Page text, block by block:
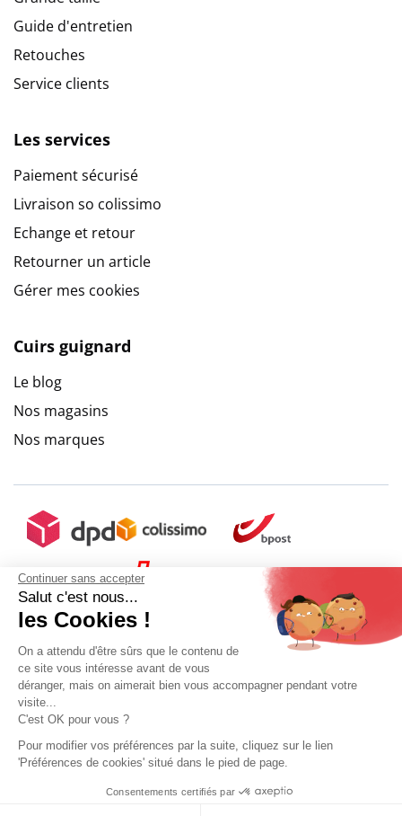
Continuer sans accepter
Salut c'est nous...
les Cookies !
On a attendu d'être sûrs que le contenu de
ce site vous intéresse avant de vous
déranger, mais on aimerait bien vous accompagner pendant votre
visite...
C'est OK pour vous ?
Pour modifier vos préférences par la suite, cliquez sur le lien
'Préférences de cookies' situé dans le pied de page.
Consentements certifiés par
9.6/10 (10272 avis)
Guide d'entretien
Retouches
Service clients
Les services
Paiement sécurisé
Livraison so colissimo
Echange et retour
Retourner un article
Gérer mes cookies
Cuirs guignard
Le blog
Nos magasins
Nos marques
Gestion des données personnelles